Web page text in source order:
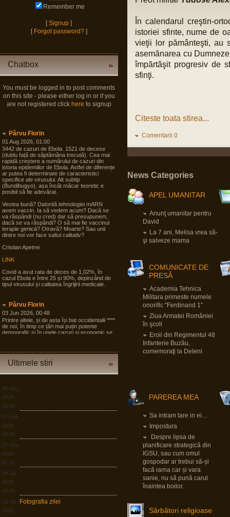
Remember me
[Signup ]
[ Forgot password? ]
Chatbox
You must be logged in to post comments
on this site - please either log in or if you
are not registered click here to signup
Pârvu Florin
01 Aug 2026, 01:00
3442 de cazuri de Ebola. 1521 de decese
(dublu față de săptămâna trecută). Cea mai
rapidă creștere a numărului de cazuri din
istoria epidemiilor de Ebola. Astfel de diferențe
ar putea fi determinate de caracteristici
specifice ale virusului. Alt subtip
(Bundibugyo), așa încât măcar teoretic e
posibil să fie adevărat.
Vestea bună? Datorită tehnologiei mARN
avem vaccin. Ia să vedem acum? Dacă se
va răspândi (nu cred) dar să presupunem,
dacă se va răspândi? O să mai fie vaccinul
terapie genicā? Otravă? Moarte? Sau unii
dintre noi vor face saltul calitativ?
Cristian Apetrei
LINK
Covid a avut rata de deces de 1,02%, în
cazul Ebola e între 25 și 90%, depinzând de
tipul virusului și calitatea îngrijirii medicale.
Pârvu Florin
03 Jun 2026, 00:48
Printre altele, și de asta își bat occidentalii ****
de noi, în timp ce țări mai puțin potente
demografic și în unele cazuri și economic se
din societate, noi încă dezbatem cine e
războiul cea mai bună resursă a Europei sunt
Pârvu Florin
19 Mar 2026, 00:50
LINK
Pârvu Florin
30 Dec 2025, 18:17
Dacă e ceva ce am învățat în viața asta,
care te iubesc, e faptul că o criză e în egală
măsură o oportunitate, dar asta doar în
măsura în care ești dispus să sacrifici
confortul pe termen scurt și să ți asumi
riscuri.
Ultimele stiri
30 May
2026,
14:02
27 Feb
2026,
10:09
27 Sep
2025,
01:11
29 Jul
2025,
19:26
13 May
2025,
Fotografia zilei
În calendarul creştin-
istoriei sfinte, nume de
vieţii lor pământeşti, au
asemănarea cu
împărtăşit progresiv de
sfinţi.
Citeste toata stirea...
Comentarii 0
News Categories
APEL UMANITAR
Anunţ umanitar pentru
David
La 7 ani, Melisa vrea să-
şi salveze mama
COMUNICATE DE
PRESĂ
Academia Tehnica
Militara primeste numele
onorific "Ferdinand 1"
Ziua Armatei României
în şcoli
Eroii din Regimentul 48
Infanterie Buzău,
comemoraţi la Deleni
PAREREA MEA
Sa intram tare in ei…
Impostura
Despre lipsa de
planificare strategică din
IGSU, sau cum omul
gospodar ar trebui să-și
facă iarna car și vara
sanie, nu să pună carul
înaintea boilor.
Sărbători religioase